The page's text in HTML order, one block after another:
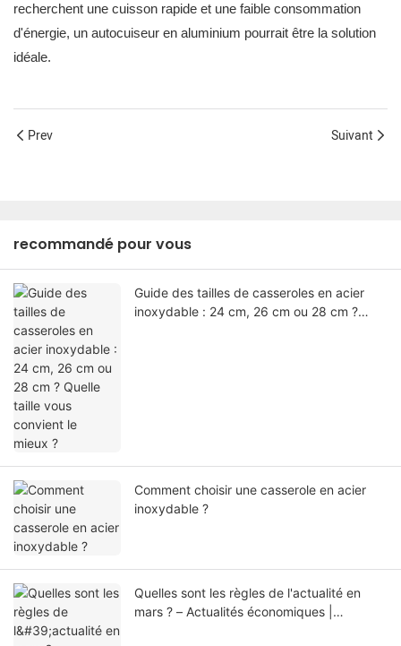
recherchent une cuisson rapide et une faible consommation
d'énergie, un autocuiseur en aluminium pourrait être la solution
idéale.
Prev Suivant
recommandé pour vous
Guide des tailles de casseroles en acier
inoxydable : 24 cm, 26 cm ou 28 cm ?
Comment choisir une casserole en acier
inoxydable ?
Quelles sont les règles de l'actualité en
mars ? – Actualités économiques |